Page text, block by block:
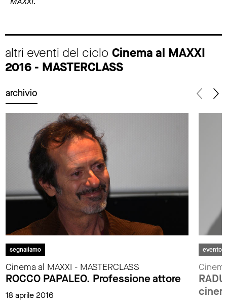
altri eventi del ciclo Cinema al MAXXI
2016 - MASTERCLASS
archivio
segnaliamo
Cinema al MAXXI - MASTERCLASS
ROCCO PAPALEO. Professione attore
18 aprile 2016
evento